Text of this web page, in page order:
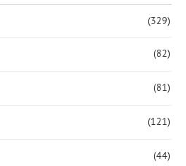
(329)
(82)
(81)
(121)
(44)